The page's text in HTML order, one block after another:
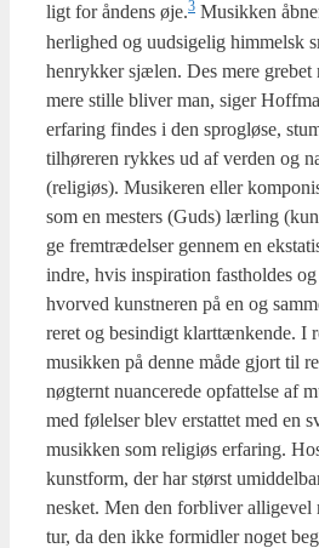
ligt for åndens øje.3 Musik­ken
her­lig­hed og uud­si­ge­lig him­melsk
hen­ryk­ker sjæ­len. Des mere
mere stil­le bli­ver man, siger
erfa­ring fin­des i den sprog­lø­se,
til­hø­re­ren ryk­kes ud af ver­den og
(reli­gi­øs). Musi­ke­ren eller
som en mesters (Guds) lær­ling
ge frem­træ­del­ser gen­nem en
indre, hvis inspira­tion fast­hol­des
hvor­ved kunst­ne­ren på en og
re­ret og besin­digt klart­tæn­ken­de. I
musik­ken på den­ne måde gjort til
nøg­ter­nt nuan­ce­re­de opfat­tel­se af
med følel­ser blev erstat­tet med en
musik­ken som reli­gi­øs erfa­ring.
kunst­form, der har størst
ne­sket. Men den for­bli­ver
tur, da den ikke for­mid­ler noget